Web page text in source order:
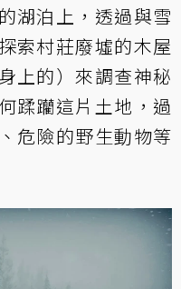
湖泊上，透過與雪
索村莊廢墟的木屋
上的）來調查神秘
蹂躪這片土地，過
危險的野生動物等